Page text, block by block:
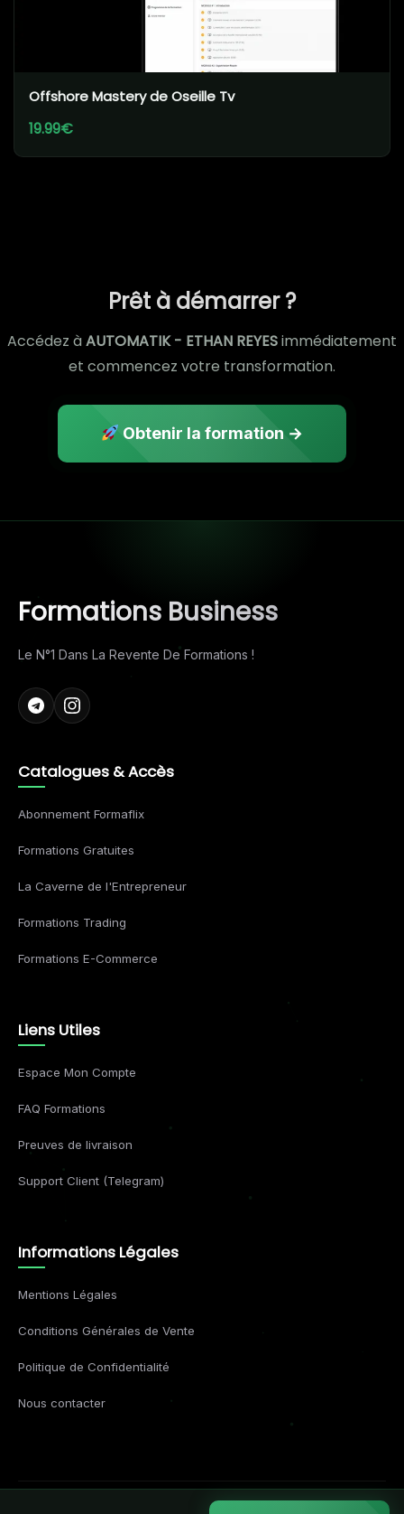
Offshore Mastery de Oseille Tv
19.99€
Prêt à démarrer ?
Accédez àAUTOMATIK - ETHAN REYESimmédiatement
et commencez votre transformation.
Obtenir la formation →
Formations Business
Le N°1 Dans La Revente De Formations !
Catalogues & Accès
Abonnement Formaflix
Formations Gratuites
La Caverne de l'Entrepreneur
Formations Trading
Formations E-Commerce
Liens Utiles
Espace Mon Compte
FAQ Formations
Preuves de livraison
Support Client (Telegram)
Informations Légales
Mentions Légales
Conditions Générales de Vente
Politique de Confidentialité
Nous contacter